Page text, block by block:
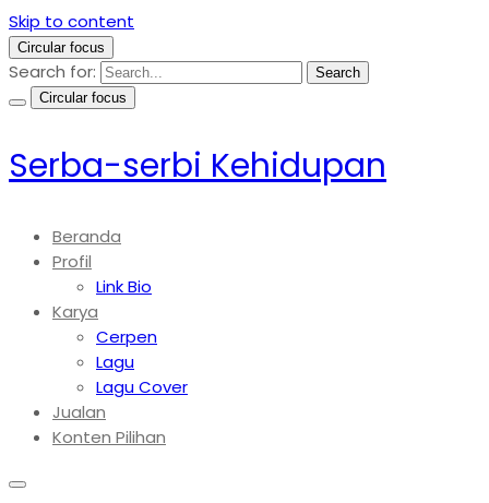
Skip to content
Circular focus
Search for:
Search
Circular focus
Serba-serbi Kehidupan
Beranda
Profil
Link Bio
Karya
Cerpen
Lagu
Lagu Cover
Jualan
Konten Pilihan